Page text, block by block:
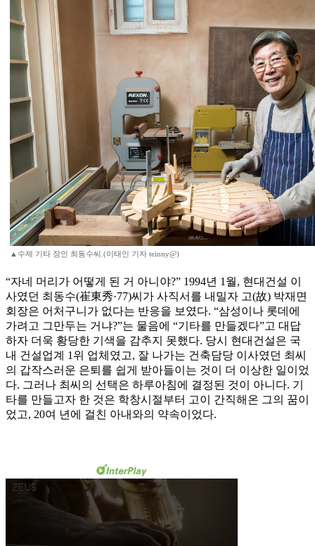
▲수제 기타 장인 최동수씨.(이태인 기자 teinny@)
“자네 머리가 어떻게 된 거 아니야?” 1994년 1월, 현대건설 이
사였던 최동수(崔東秀·77)씨가 사직서를 내밀자 고(故) 박재면
회장은 어처구니가 없다는 반응을 보였다. “삼성이나 롯데에
가려고 그만두는 거냐?”는 물음에 “기타를 만들겠다”고 대답
하자 더욱 황당한 기색을 감추지 못했다. 당시 현대건설은 국
내 건설업계 1위 업체였고, 잘 나가는 건축담당 이사였던 최씨
의 갑작스러운 은퇴를 쉽게 받아들이는 것이 더 이상한 일이었
다. 그러나 최씨의 선택은 하루아침에 결정된 것이 아니다. 기
타를 만들고자 한 것은 학창시절부터 고이 간직해온 그의 꿈이
었고, 20여 년에 걸친 아내와의 약속이었다.